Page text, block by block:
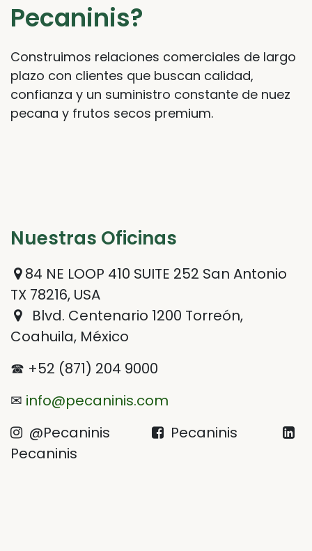
Pecaninis?
Construimos relaciones comerciales de largo
plazo con clientes que buscan calidad,
confianza y un suministro constante de nuez
pecana y frutos secos premium.
Nuestras Oficinas
84 NE LOOP 410 SUITE 252 San Antonio
TX 78216, USA
Blvd. Centenario 1200 Torreón,
Coahuila, México
☎ +52 (871) 204 9000
✉ info@pecaninis.com
@Pecaninis
Pecaninis
Pecaninis